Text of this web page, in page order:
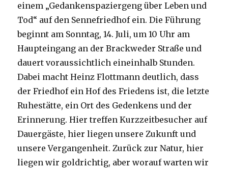
einem „Gedankenspaziergeng über Leben und
Tod“ auf den Sennefriedhof ein. Die Führung
beginnt am Sonntag, 14. Juli, um 10 Uhr am
Haupteingang an der Brackweder Straße und
dauert voraussichtlich eineinhalb Stunden.
Dabei macht Heinz Flottmann deutlich, dass
der Friedhof ein Hof des Friedens ist, die letzte
Ruhestätte, ein Ort des Gedenkens und der
Erinnerung. Hier treffen Kurzzeitbesucher auf
Dauergäste, hier liegen unsere Zukunft und
unsere Vergangenheit. Zurück zur Natur, hier
liegen wir goldrichtig, aber worauf warten wir